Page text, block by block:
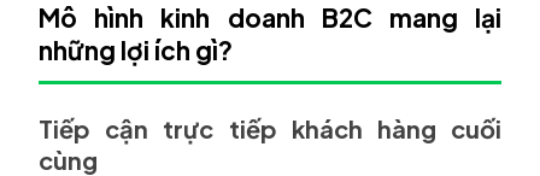
Mô hình kinh doanh B2C mang lại
những lợi ích gì?
Tiếp cận trực tiếp khách hàng cuối
cùng